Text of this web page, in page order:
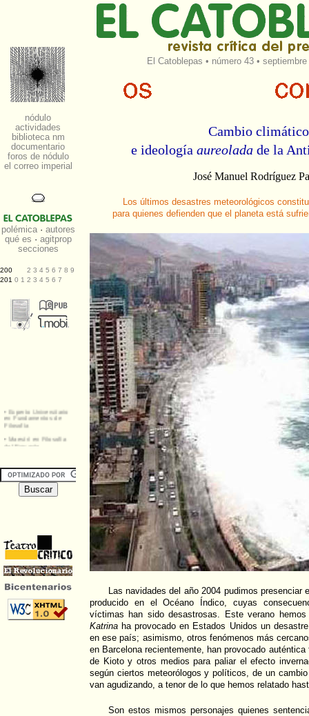
El Catoblepas • número 43• septiembre
Cambio climático
e ideología aureoladade la
José Manuel Rodríguez
Los últimos desastres meteorológicos
para quienes defienden que el planeta está
Las navidades del año 2004 pudimos presenciar
producido en el Océano Índico, cuyas
víctimas han sido desastrosas. Este verano
Katrina ha provocado en Estados Unidos un
en ese país; asimismo, otros fenómenos más
en Barcelona recientemente, han provocado
de Kioto y otros medios para paliar el efecto
según ciertos meteorólogos y políticos, de un
van agudizando, a tenor de lo que hemos relatado
Son estos mismos personajes quienes